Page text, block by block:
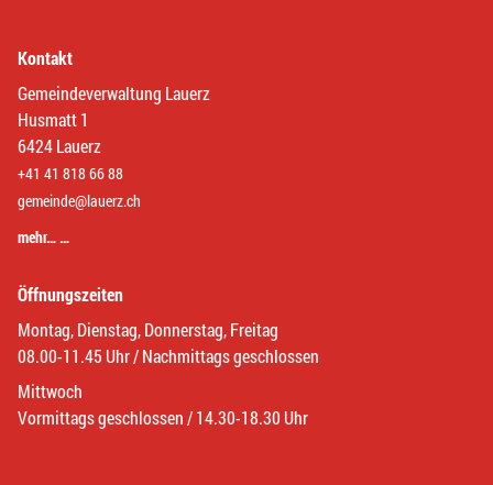
Kontakt
Gemeindeverwaltung Lauerz
Husmatt 1
6424 Lauerz
+41 41 818 66 88
gemeinde@lauerz.ch
mehr… …
Öffnungszeiten
Montag, Dienstag, Donnerstag, Freitag
08.00-11.45 Uhr / Nachmittags geschlossen
Mittwoch
Vormittags geschlossen / 14.30-18.30 Uhr